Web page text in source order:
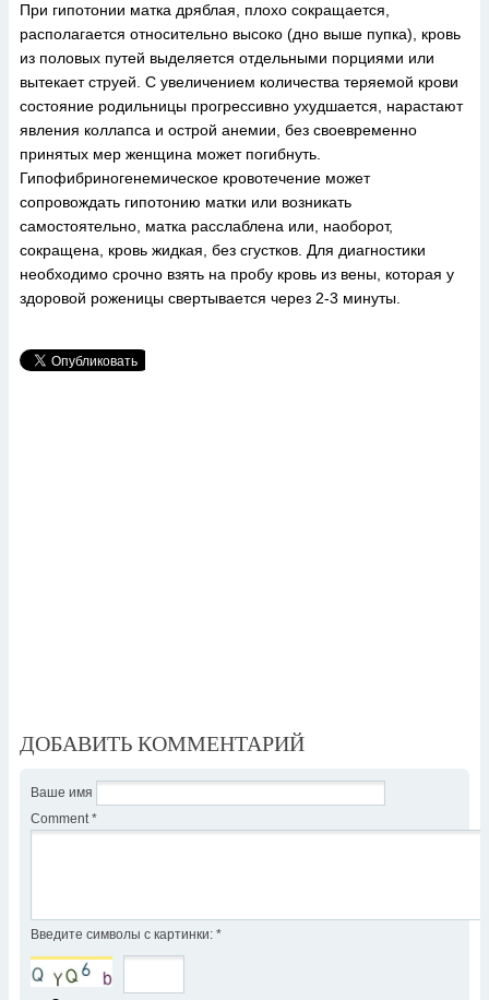
При гипотонии матка дряблая, плохо сокращается,
располагается относительно высоко (дно выше пупка), кровь
из половых путей выделяется отдельными порциями или
вытекает струей. С увеличением количества теряемой крови
состояние родильницы прогрессивно ухудшается, нарастают
явления коллапса и острой анемии, без своевременно
принятых мер женщина может погибнуть.
Гипофибриногенемическое кровотечение может
сопровождать гипотонию матки или возникать
самостоятельно, матка расслаблена или, наоборот,
сокращена, кровь жидкая, без сгустков. Для диагностики
необходимо срочно взять на пробу кровь из вены, которая у
здоровой роженицы свертывается через 2-3 минуты.
ДОБАВИТЬ КОММЕНТАРИЙ
Ваше имя
Comment *
Введите символы с картинки: *